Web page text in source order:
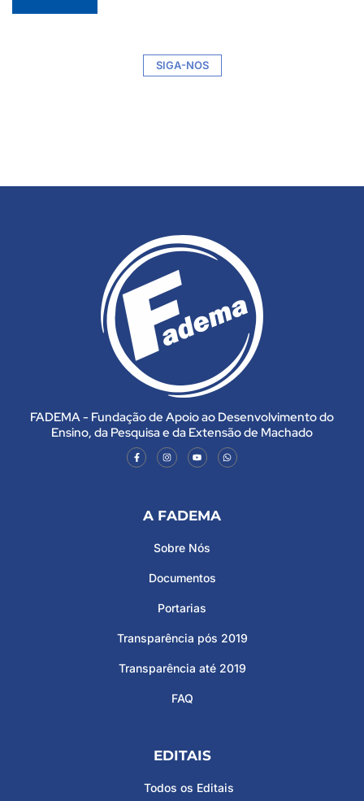
SIGA-NOS
FADEMA - Fundação de Apoio ao Desenvolvimento do
Ensino, da Pesquisa e da Extensão de Machado
A FADEMA
Sobre Nós
Documentos
Portarias
Transparência pós 2019
Transparência até 2019
FAQ
EDITAIS
Todos os Editais